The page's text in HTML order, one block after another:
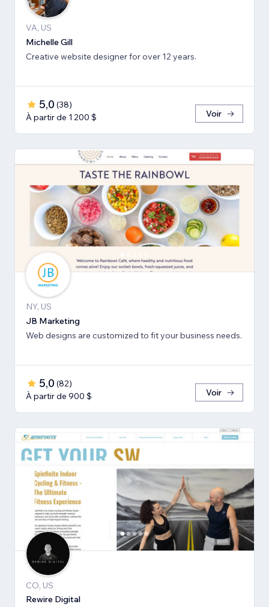
VA, US
Michelle Gill
Creative website designer for over 12 years.
5,0 (38)
À partir de 1 200 $
Voir
NY, US
JB Marketing
Web designs are customized to fit your business needs.
5,0 (82)
À partir de 900 $
Voir
CO, US
Rewire Digital